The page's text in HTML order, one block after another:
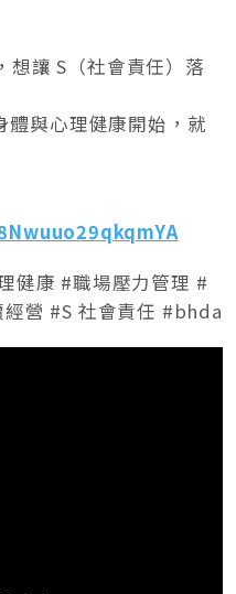
想讓 S（社會責任）落
體與心理健康開始，就
健康 #職場壓力管理 #
營 #S 社會責任 #bhda